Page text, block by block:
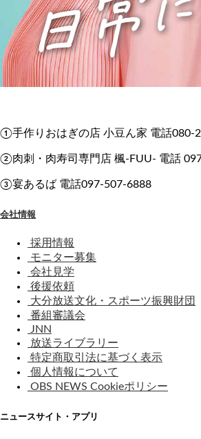
①手作りおはぎの店 小豆ん家 電話080-
②肉刺・肉寿司専門店 楓-FUU- 電話
③宴あるば 電話097-507-6888
会社情報
採用情報
モニター募集
会社見学
後援依頼
大分放送文化・スポーツ振興財団
番組審議会
JNN
放送ライブラリー
特定商取引法に基づく表示
個人情報について
OBS NEWS Cookieポリシー
ニュースサイト・アプリ